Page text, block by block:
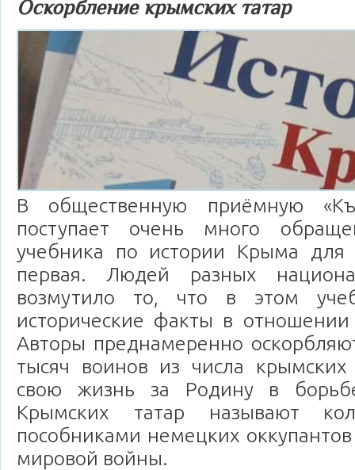
Оскорбление крымских татар
В общественную приёмную
поступает очень много
учебника по истории Крыма для
первая. Людей разных
возмутило то, что в этом
исторические факты в
Авторы преднамеренно
тысяч воинов из числа крымских
свою жизнь за Родину в
Крымских татар называют
пособниками немецких
мировой войны.